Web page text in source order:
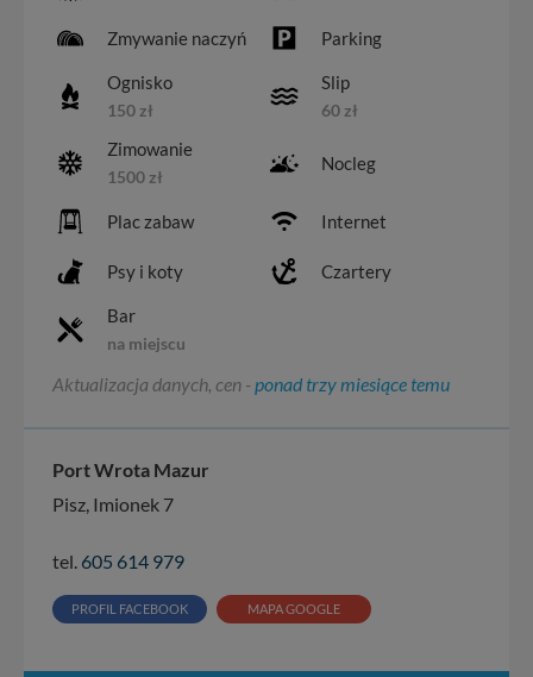
Zmywanie naczyń Parking
Ognisko
150 zł
Slip
60 zł
Zimowanie
1500 zł
Nocleg
Plac zabaw Internet
Psy i koty Czartery
Bar
na miejscu
Aktualizacja danych, cen -ponad trzy miesiące temu
Port Wrota Mazur
Pisz, Imionek 7
tel. 605 614 979
PROFIL FACEBOOK MAPA GOOGLE